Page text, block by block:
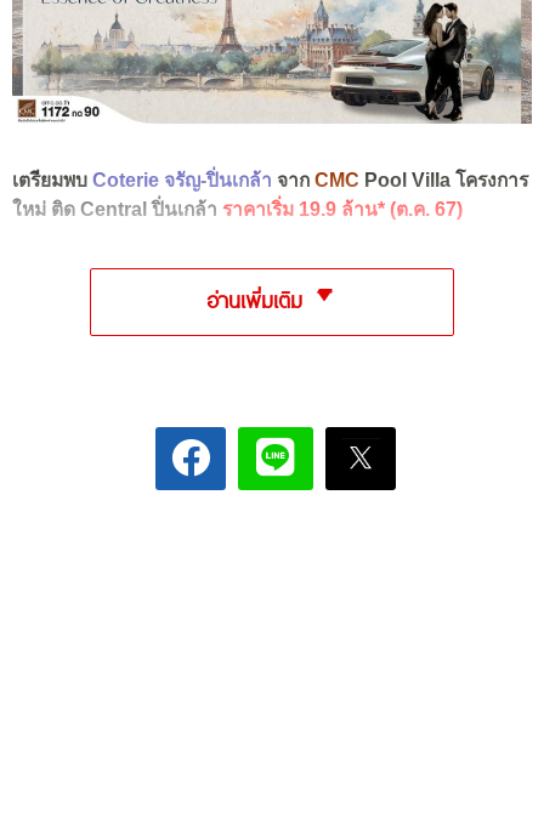
เตรียมพบ Coterie จรัญ-ปิ่นเกล้า จาก CMC Pool Villa โครงการ
ใหม่ ติด Central ปิ่นเกล้า ราคาเริ่ม 19.9 ล้าน* (ต.ค. 67)
อ่านเพิ่มเติม